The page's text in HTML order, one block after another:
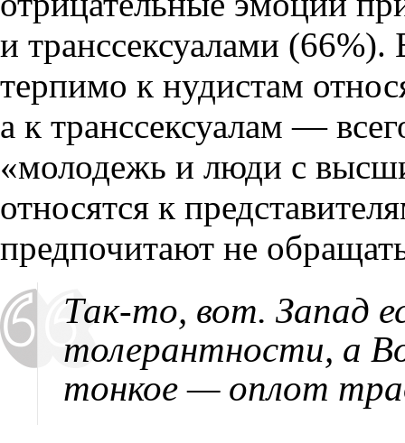
и транссексуалами (66%).
терпимо к нудистам
а к транссексуалам —
«молодежь и люди с
относятся к
предпочитают не
Так-то, вот. Запад
толерантности, а
тонкое — оплот